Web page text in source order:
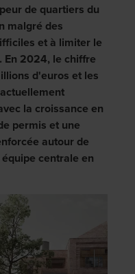
de quartiers du
malgré des
et à limiter le
En 2024, le chiffre
d'euros et les
la croissance en
permis et une
autour de
centrale en